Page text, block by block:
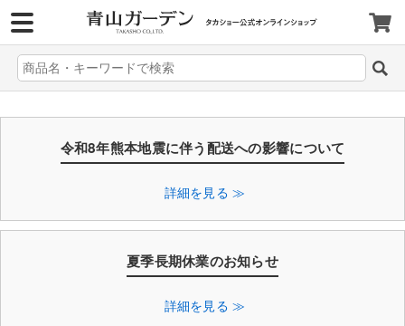
令和8年熊本地震に伴う配送への影響について
詳細を見る ≫
夏季長期休業のお知らせ
詳細を見る ≫